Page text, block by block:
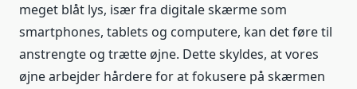
meget blåt lys, især fra digitale skærme som
smartphones, tablets og computere, kan det føre til
anstrengte og trætte øjne. Dette skyldes, at vores
øjne arbejder hårdere for at fokusere på skærmen